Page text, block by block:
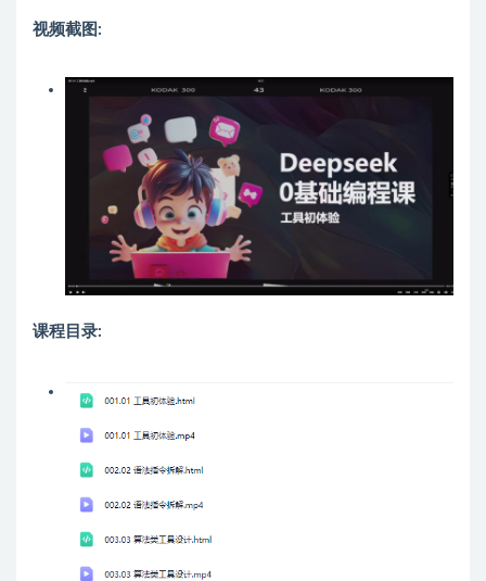
视频截图:
课程目录: